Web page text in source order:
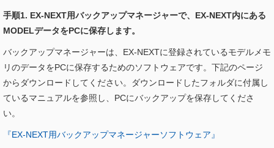
手順1. EX-NEXT用バックアップマネージャーで、EX-NEXT内にある
MODELデータをPCに保存します。
バックアップマネージャーは、EX-NEXTに登録されているモデルメモ
リのデータをPCに保存するためのソフトウェアです。下記のページ
からダウンロードしてください。ダウンロードしたフォルダに付属し
ているマニュアルを参照し、PCにバックアップを保存してくださ
い。
『EX-NEXT用バックアップマネージャーソフトウェア』